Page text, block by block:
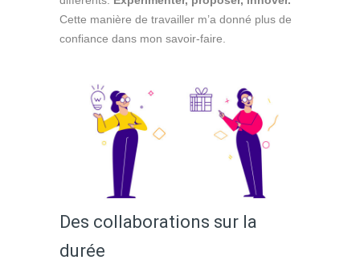
Cette manière de travailler m’a donné plus de
confiance dans mon savoir-faire.
Des collaborations sur la
durée